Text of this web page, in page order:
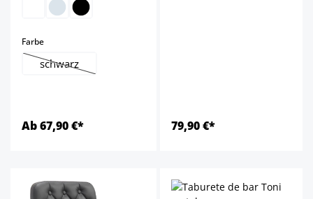
Farbeselect
schwarz
(Esta opción no está disponible en este momento.)
Ab 67,90 €* 79,90 €*